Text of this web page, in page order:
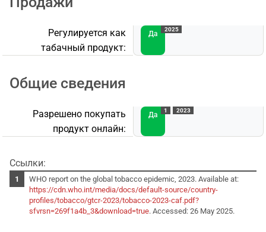
Регулируется как
табачный продукт:
Да
2025
Общие сведения
Разрешено покупать
продукт онлайн:
Да
1 2023
Ссылки:
WHO report on the global tobacco epidemic, 2023. Available at:
https://cdn.who.int/media/docs/default-source/country-
profiles/tobacco/gtcr-2023/tobacco-2023-caf.pdf?
sfvrsn=269f1a4b_3&download=true. Accessed: 26 May 2025.